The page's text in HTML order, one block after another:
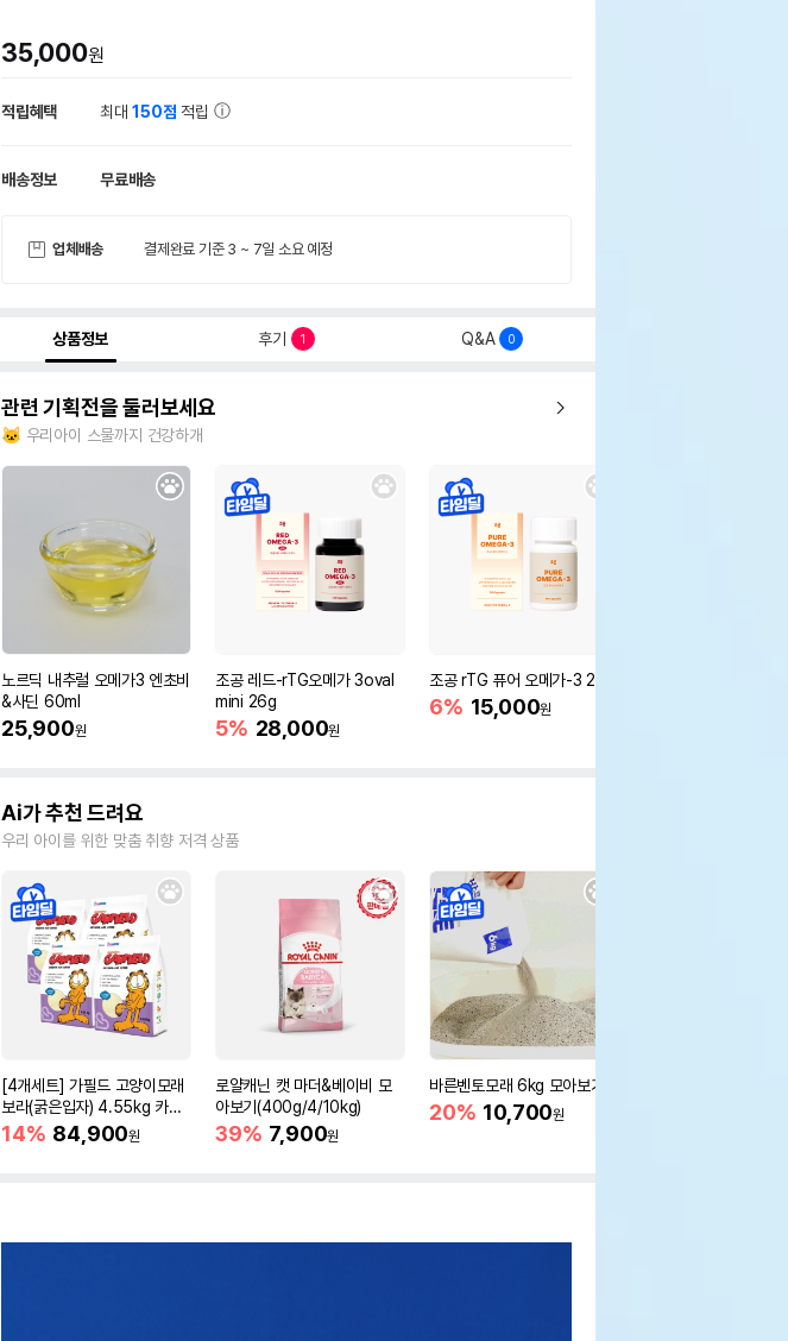
35,000원
적립혜택 최대150점 적립
배송정보 무료배송
업체배송 결제완료 기준 3 ~ 7일 소요 예정
상품정보 후기 1 Q&A 0
관련 기획전을 둘러보세요
🐱 우리아이 스물까지 건강하개
노르딕 내추럴 오메가3 엔초비
&사딘 60ml
25,900원
조공 레드-rTG오메가 3oval
mini 26g
5% 28,000원
조공 rTG 퓨어 오메가-3 20g
6% 15,000원
Ai가 추천 드려요
우리 아이를 위한 맞춤 취향 저격 상품
[4개세트] 가필드 고양이모래
보라(굵은입자) 4.55kg 카사
바모래
14% 84,900원
로얄캐닌 캣 마더&베이비 모
아보기(400g/4/10kg)
39% 7,900원
바른벤토모래 6kg 모아보기
20% 10,700원